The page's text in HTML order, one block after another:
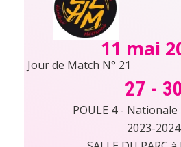
11 mai
Jour de Match N° 21
27 - 30
POULE 4 -
2023-2024